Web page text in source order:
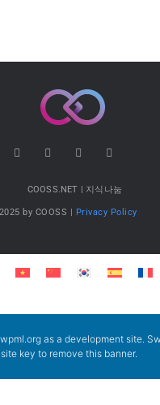
COOSS.NET | 지식나눔
by COOSS | Privacy Policy
wpml.org as a development site.
site key to remove this banner.